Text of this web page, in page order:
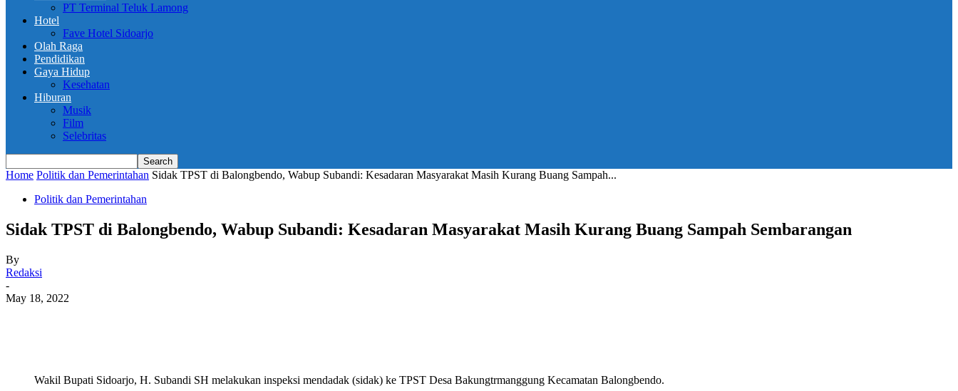
PT Terminal Teluk Lamong
Hotel
Fave Hotel Sidoarjo
Olah Raga
Pendidikan
Gaya Hidup
Kesehatan
Hiburan
Musik
Film
Selebritas
Home Politik dan Pemerintahan Sidak TPST di Balongbendo, Wabup Subandi: Kesadaran Masyarakat Masih Kurang Buang Sampah...
Politik dan Pemerintahan
Sidak TPST di Balongbendo, Wabup Subandi: Kesadaran Masyarakat Masih Kurang Buang Sampah Sembarangan
By
Redaksi
-
May 18, 2022
Wakil Bupati Sidoarjo, H. Subandi SH melakukan inspeksi mendadak (sidak) ke TPST Desa Bakungtrmanggung Kecamatan Balongbendo.